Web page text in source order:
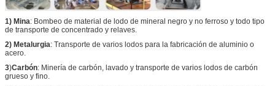
1) Mina: Bombeo de material de lodo de mineral negro y no ferroso y todo tipo
de transporte de concentrado y relaves.
2) Metalurgia: Transporte de varios lodos para la fabricación de aluminio o
acero.
3)Carbón: Minería de carbón, lavado y transporte de varios lodos de carbón
grueso y fino.